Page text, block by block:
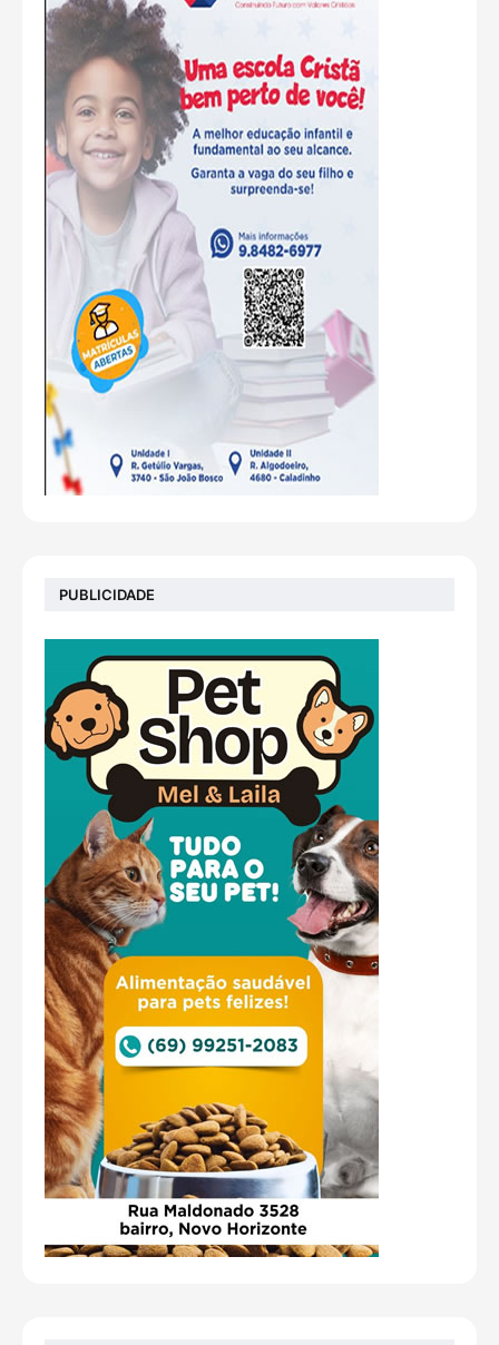
PUBLICIDADE